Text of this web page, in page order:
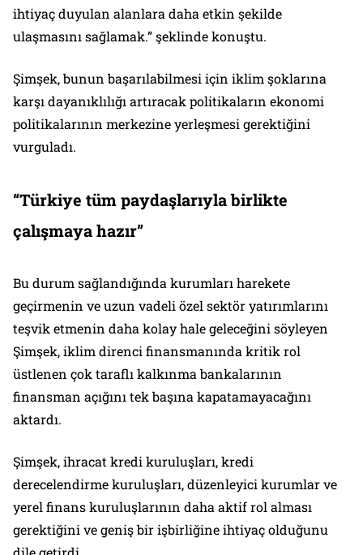
ihtiyaç duyulan alanlara daha etkin şekilde
ulaşmasını sağlamak.” şeklinde konuştu.
Şimşek, bunun başarılabilmesi için iklim şoklarına
karşı dayanıklılığı artıracak politikaların ekonomi
politikalarının merkezine yerleşmesi gerektiğini
vurguladı.
“Türkiye tüm paydaşlarıyla birlikte
çalışmaya hazır”
Bu durum sağlandığında kurumları harekete
geçirmenin ve uzun vadeli özel sektör yatırımlarını
teşvik etmenin daha kolay hale geleceğini söyleyen
Şimşek, iklim direnci finansmanında kritik rol
üstlenen çok taraflı kalkınma bankalarının
finansman açığını tek başına kapatamayacağını
aktardı.
Şimşek, ihracat kredi kuruluşları, kredi
derecelendirme kuruluşları, düzenleyici kurumlar ve
yerel finans kuruluşlarının daha aktif rol alması
gerektiğini ve geniş bir işbirliğine ihtiyaç olduğunu